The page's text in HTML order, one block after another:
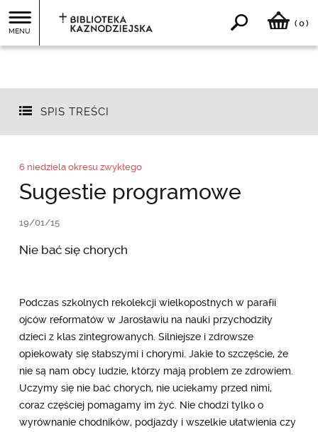
MENU
( 0)
SPIS TREŚCI
6 niedziela okresu zwykłego
Sugestie programowe
19/01/15
Nie bać się chorych
Podczas szkolnych rekolekcji wielkopostnych w parafii
ojców reformatów w Jarosławiu na nauki przychodziły
dzieci z klas zintegrowanych. Silniejsze i zdrowsze
opiekowały się słabszymi i chorymi. Jakie to szczęście, że
nie są nam obcy ludzie, którzy mają problem ze zdrowiem.
Uczymy się nie bać chorych, nie uciekamy przed nimi,
coraz częściej pomagamy im żyć. Nie chodzi tylko o
wyrównanie chodników, podjazdy i wszelkie ułatwienia czy